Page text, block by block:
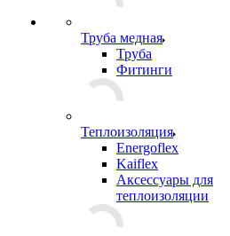
Труба медная
Труба
Фитинги
Теплоизоляция
Energoflex
Kaiflex
Аксессуары для
теплоизоляции